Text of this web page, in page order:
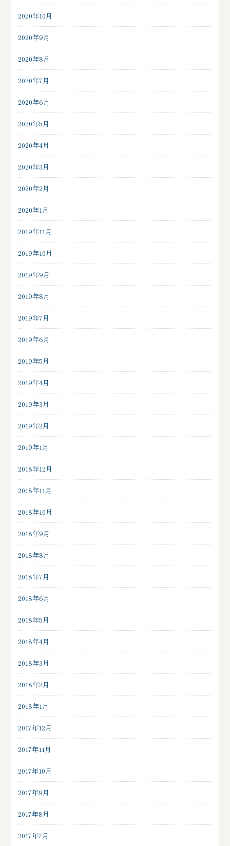
2020年10月
2020年9月
2020年8月
2020年7月
2020年6月
2020年5月
2020年4月
2020年3月
2020年2月
2020年1月
2019年11月
2019年10月
2019年9月
2019年8月
2019年7月
2019年6月
2019年5月
2019年4月
2019年3月
2019年2月
2019年1月
2018年12月
2018年11月
2018年10月
2018年9月
2018年8月
2018年7月
2018年6月
2018年5月
2018年4月
2018年3月
2018年2月
2018年1月
2017年12月
2017年11月
2017年10月
2017年9月
2017年8月
2017年7月